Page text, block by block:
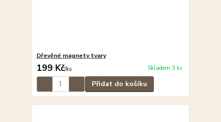
Dřevěné magnety tvary
199 Kč/ks Skladem 3 ks
Přidat do košíku